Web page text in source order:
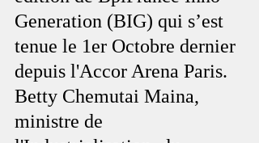
Generation (BIG) qui s’est
tenue le 1er Octobre dernier
depuis l'Accor Arena Paris.
Betty Chemutai Maina,
ministre de